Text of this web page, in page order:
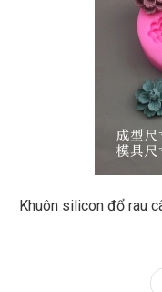
Khuôn silicon đổ rau